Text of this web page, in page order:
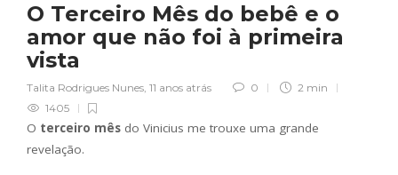
O Terceiro Mês do bebê e o
amor que não foi à primeira
vista
Talita Rodrigues Nunes, 11 anos atrás 0
2 min
1405
O terceiro mês do Vinicius me trouxe uma grande
revelação.